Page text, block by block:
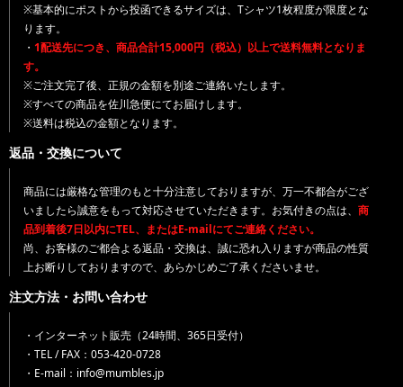
※基本的にポストから投函できるサイズは、Tシャツ1枚程度が限度とな
ります。
・ 1配送先につき、商品合計15,000円（税込）以上で送料無料となりま
す。
※ご注文完了後、正規の金額を別途ご連絡いたします。
※すべての商品を佐川急便にてお届けします。
※送料は税込の金額となります。
返品・交換について
商品には厳格な管理のもと十分注意しておりますが、万一不都合がござ
いましたら誠意をもって対応させていただきます。お気付きの点は、 商
品到着後7日以内にTEL、またはE-mailにてご連絡ください。
尚、お客様のご都合よる返品・交換は、誠に恐れ入りますが商品の性質
上お断りしておりますので、あらかじめご了承くださいませ。
注文方法・お問い合わせ
・インターネット販売（24時間、365日受付）
・TEL / FAX：053-420-0728
・E-mail：info@mumbles.jp